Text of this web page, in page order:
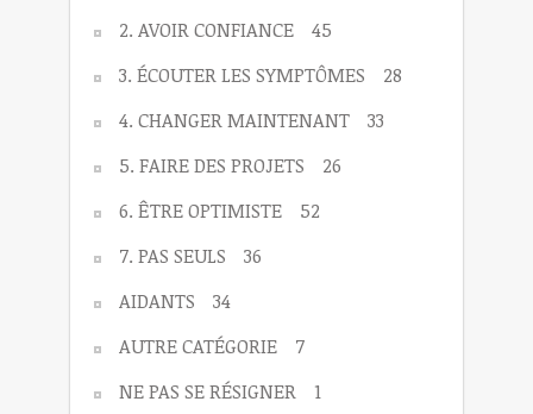
2. AVOIR CONFIANCE
45
3. ÉCOUTER LES SYMPTÔMES
28
4. CHANGER MAINTENANT
33
5. FAIRE DES PROJETS
26
6. ÊTRE OPTIMISTE
52
7. PAS SEULS
36
AIDANTS
34
AUTRE CATÉGORIE
7
NE PAS SE RÉSIGNER
1